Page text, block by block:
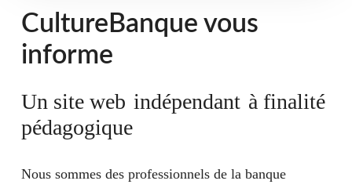
CultureBanque vous
informe
Un site web indépendant à finalité
pédagogique
Nous sommes des professionnels de la banque